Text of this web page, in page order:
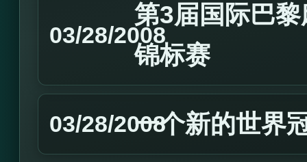
03/28/2008
第3届国际巴
锦标赛
03/28/2008一个新的世界